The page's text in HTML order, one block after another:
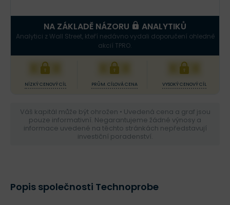
NA ZÁKLADĚ NÁZORU ANALYTIKŮ
Analytici z Wall Street, kteří nedávno vydali doporučení ohledně
akcií TPRO.
XXX
NÍZKÝ CENOVÝ CÍL
XXX
PRŮM. CÍLOVÁ CENA
XXX
VYSOKÝ CENOVÝ CÍL
Váš kapitál může být ohrožen • Uvedená cena a graf jsou
pouze informativní. Negarantujeme žádné výnosy a
informace uvedené na těchto stránkách nepředstavují
investiční poradenství.
Popis společnosti Technoprobe